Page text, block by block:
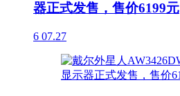
器正式发售，售价6199元
6 07.27